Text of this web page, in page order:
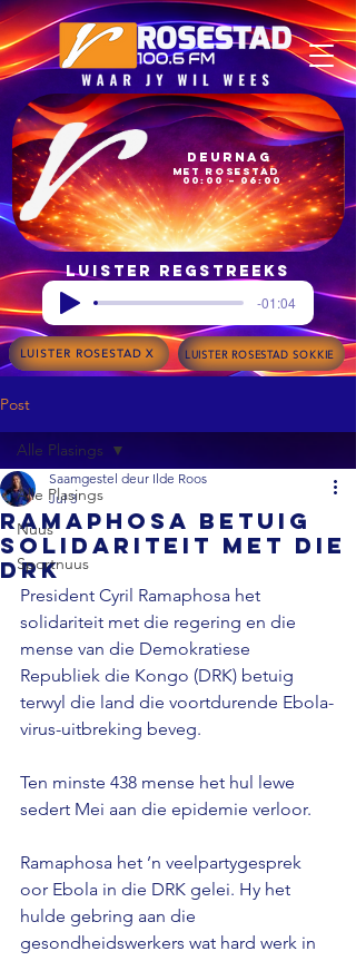
00:00 – 06:00
met Rosestad
Deurnag
Luister regstreeks
-01:04
LUISTER ROSESTAD X LUISTER ROSESTAD SOKKIE
Post
Alle Plasings
Nuus
Sportnuus
Alle Plasings
Ramaphosa betuig
solidariteit met die
DRK
Saamgestel deur Ilde Roos
Jul 3
President Cyril Ramaphosa het
solidariteit met die regering en die
mense van die Demokratiese
Republiek die Kongo (DRK) betuig
terwyl die land die voortdurende Ebola-
virus-uitbreking beveg.
Ten minste 438 mense het hul lewe
sedert Mei aan die epidemie verloor.
Ramaphosa het ’n veelpartygesprek
oor Ebola in die DRK gelei. Hy het
hulde gebring aan die
gesondheidswerkers wat hard werk in